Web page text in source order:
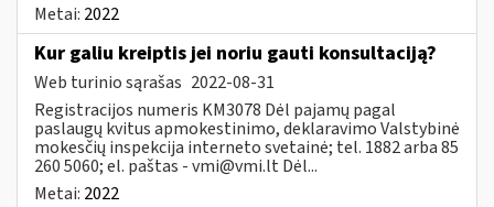
Metai: 2022
Kur galiu kreiptis jei noriu gauti konsultaciją?
Web turinio sąrašas 2022-08-31
Registracijos numeris KM3078 Dėl pajamų pagal
paslaugų kvitus apmokestinimo, deklaravimo Valstybinė
mokesčių inspekcija interneto svetainė; tel. 1882 arba 85
260 5060; el. paštas -vmi@vmi.ltDėl...
Metai: 2022